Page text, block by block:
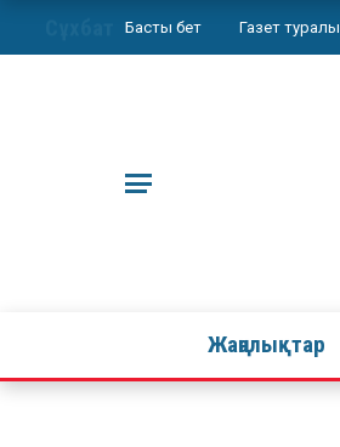
Басты бет Газет туралы
Жаңалықтар